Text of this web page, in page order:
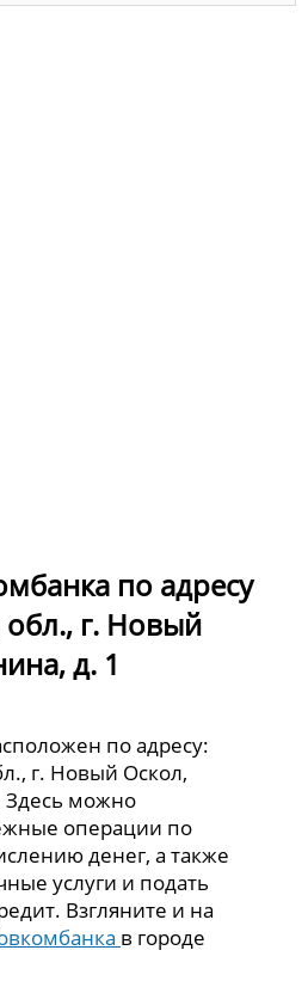
по адресу
обл., г. Новый
д. 1
по адресу:
г. Новый Оскол,
Здесь можно
операции по
денег, а также
услуги и подать
Взгляните и на
в городе